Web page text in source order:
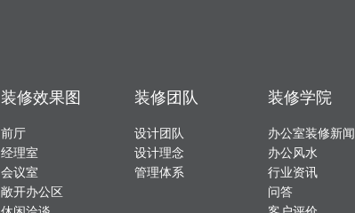
装修效果图
前厅
经理室
会议室
敞开办公区
装修团队
设计团队
设计理念
管理体系
装修学院
办公室装修新闻
办公风水
行业资讯
问答